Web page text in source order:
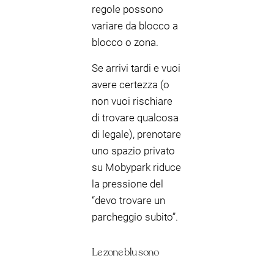
regole possono
variare da blocco a
blocco o zona.
Se arrivi tardi e vuoi
avere certezza (o
non vuoi rischiare
di trovare qualcosa
di legale), prenotare
uno spazio privato
su Mobypark riduce
la pressione del
“devo trovare un
parcheggio subito”.
Le zone blu sono